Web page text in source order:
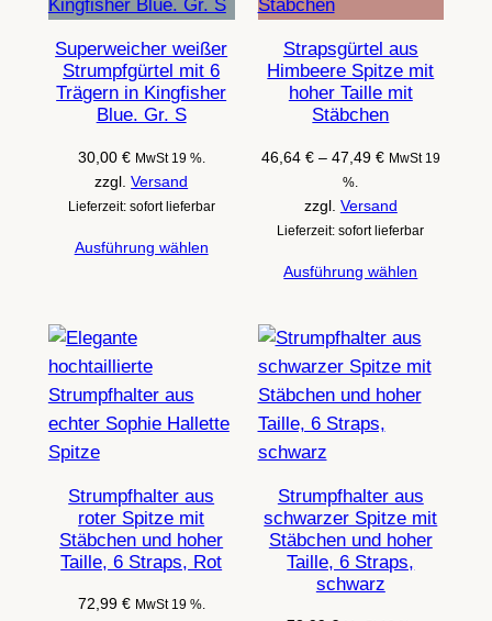
Superweicher weißer
Strumpfgürtel mit 6
Trägern in Kingfisher
Blue. Gr. S
30,00 € MwSt 19 %.
zzgl.Versand
Lieferzeit: sofort lieferbar
Ausführung wählen
Strapsgürtel aus
Himbeere Spitze mit
hoher Taille mit
Stäbchen
46,64 € – 47,49 €Preisspanne:
bis
47,49 €
MwSt 19
%.
zzgl. Versand
Lieferzeit: sofort lieferbar
Ausführung wählen
Strumpfhalter aus
roter Spitze mit
Stäbchen und hoher
Taille, 6 Straps, Rot
72,99 € MwSt 19 %.
Strumpfhalter aus
schwarzer Spitze mit
Stäbchen und hoher
Taille, 6 Straps,
schwarz